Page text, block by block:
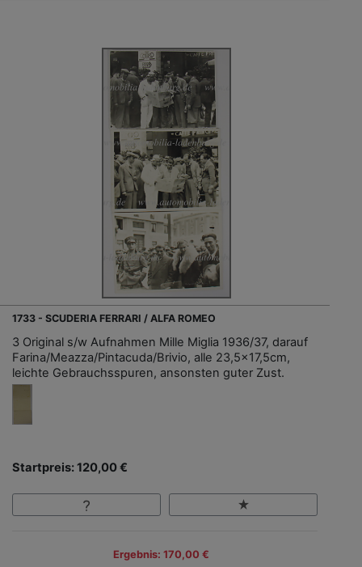
1733 - SCUDERIA FERRARI / ALFA ROMEO
3 Original s/w Aufnahmen Mille Miglia 1936/37, darauf
Farina/Meazza/Pintacuda/Brivio, alle 23,5x17,5cm,
leichte Gebrauchsspuren, ansonsten guter Zust.
Startpreis: 120,00 €
Ergebnis: 170,00 €